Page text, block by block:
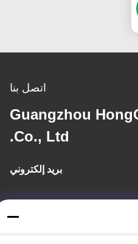
اتصل بنا
Guangzhou
Co., Ltd.
بريد إلكتروني